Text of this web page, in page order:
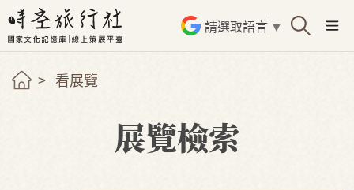
請選取語言 ▼
看展覽
展覽檢索